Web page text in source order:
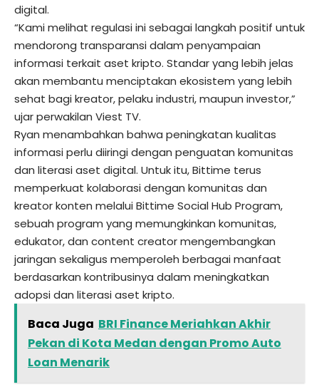
digital.
“Kami melihat regulasi ini sebagai langkah positif untuk
mendorong transparansi dalam penyampaian
informasi terkait aset kripto. Standar yang lebih jelas
akan membantu menciptakan ekosistem yang lebih
sehat bagi kreator, pelaku industri, maupun investor,”
ujar perwakilan Viest TV.
Ryan menambahkan bahwa peningkatan kualitas
informasi perlu diiringi dengan penguatan komunitas
dan literasi aset digital. Untuk itu, Bittime terus
memperkuat kolaborasi dengan komunitas dan
kreator konten melalui Bittime Social Hub Program,
sebuah program yang memungkinkan komunitas,
edukator, dan content creator mengembangkan
jaringan sekaligus memperoleh berbagai manfaat
berdasarkan kontribusinya dalam meningkatkan
adopsi dan literasi aset kripto.
Baca Juga BRI Finance Meriahkan Akhir
Pekan di Kota Medan dengan Promo Auto
Loan Menarik